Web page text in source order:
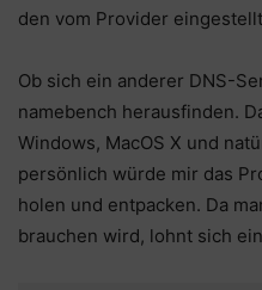
den vom Provider
Ob sich ein anderer DNS-
namebench herausfinden.
Windows, MacOS X und
persönlich würde mir das
holen und entpacken. Da
brauchen wird, lohnt sich